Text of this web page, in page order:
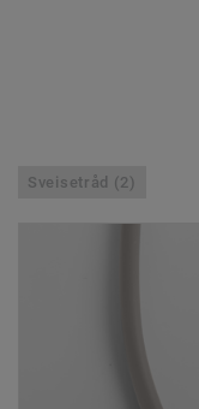
Sveisetråd (2)